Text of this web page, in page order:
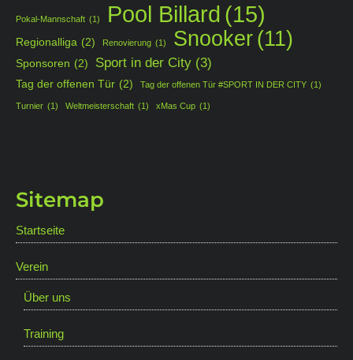
Pokal-Mannschaft (1) Pool Billard (15)
Regionalliga (2) Renovierung (1) Snooker (11)
Sponsoren (2) Sport in der City (3)
Tag der offenen Tür (2) Tag der offenen Tür #SPORT IN DER CITY (1)
Turnier (1) Weltmeisterschaft (1) xMas Cup (1)
Sitemap
Startseite
Verein
Über uns
Training